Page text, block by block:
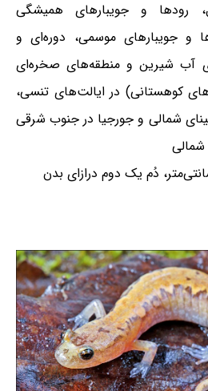
رودها و جویبارهای همیشگی
و جویبارهای موسمی، دوره‌ای و
آب شیرین و منطقه‌های صخره‌ای
کوهستانی) در ایالت‌های تنسی،
شمالی و جورجیا در جنوب شرقی
شمالی